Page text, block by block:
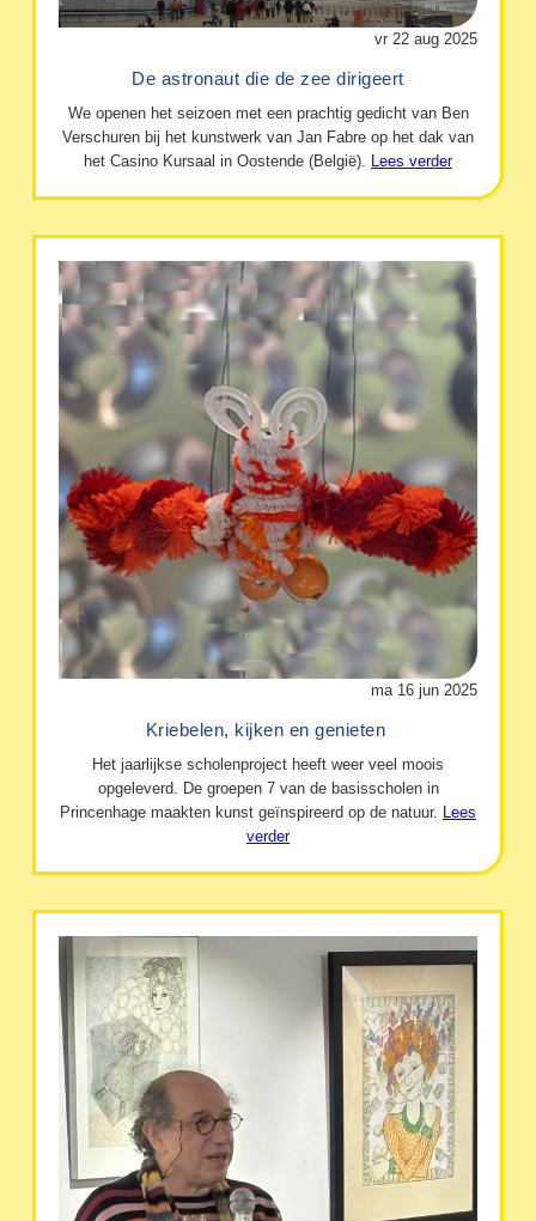
vr 22 aug 2025
De astronaut die de zee dirigeert
We openen het seizoen met een prachtig gedicht van Ben
Verschuren bij het kunstwerk van Jan Fabre op het dak van
het Casino Kursaal in Oostende (België). Lees verder
ma 16 jun 2025
Kriebelen, kijken en genieten
Het jaarlijkse scholenproject heeft weer veel moois
opgeleverd. De groepen 7 van de basisscholen in
Princenhage maakten kunst geïnspireerd op de natuur. Lees
verder